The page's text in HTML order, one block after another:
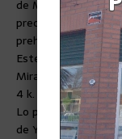
de Mariano
precisamente en
prehistóricas del
Este documental
Miramar, utilizando
4 k.
Lo podrán ver este
de Youtube